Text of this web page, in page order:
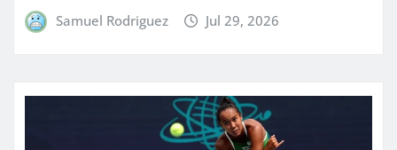
Samuel Rodriguez Jul 29, 2026